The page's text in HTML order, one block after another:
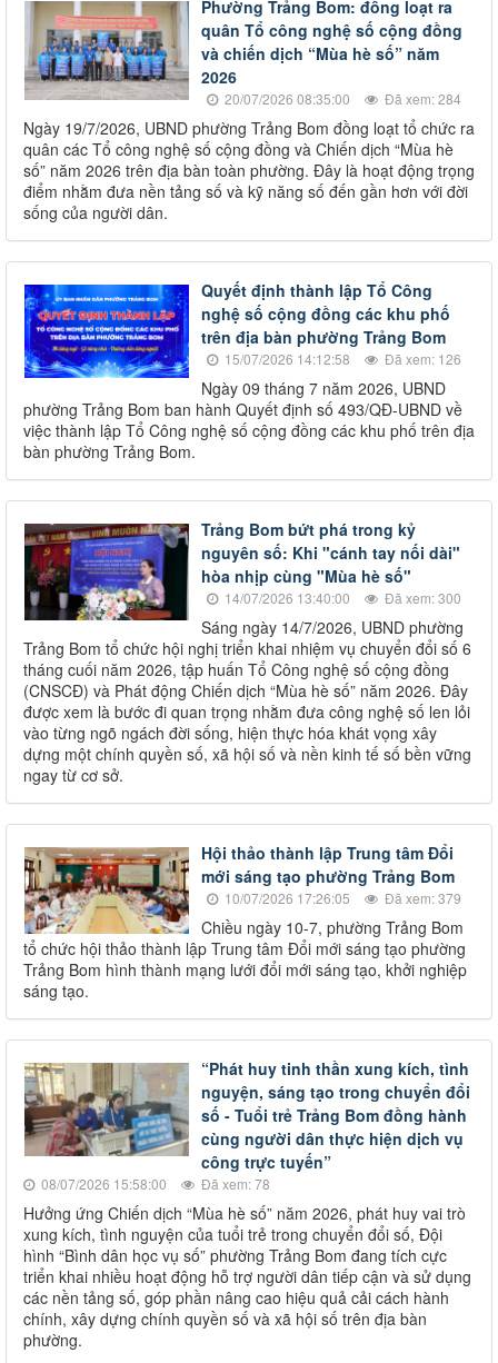
Phường Trảng Bom: đồng loạt ra
quân Tổ công nghệ số cộng đồng
và chiến dịch “Mùa hè số” năm
2026
20/07/2026 08:35:00 Đã xem: 284
Ngày 19/7/2026, UBND phường Trảng Bom đồng loạt tổ chức ra
quân các Tổ công nghệ số cộng đồng và Chiến dịch “Mùa hè
số” năm 2026 trên địa bàn toàn phường. Đây là hoạt động trọng
điểm nhằm đưa nền tảng số và kỹ năng số đến gần hơn với đời
sống của người dân.
Quyết định thành lập Tổ Công
nghệ số cộng đồng các khu phố
trên địa bàn phường Trảng Bom
15/07/2026 14:12:58 Đã xem: 126
Ngày 09 tháng 7 năm 2026, UBND
phường Trảng Bom ban hành Quyết định số 493/QĐ-UBND về
việc thành lập Tổ Công nghệ số cộng đồng các khu phố trên địa
bàn phường Trảng Bom.
Trảng Bom bứt phá trong kỷ
nguyên số: Khi "cánh tay nối dài"
hòa nhịp cùng "Mùa hè số"
14/07/2026 13:40:00 Đã xem: 300
Sáng ngày 14/7/2026, UBND phường
Trảng Bom tổ chức hội nghị triển khai nhiệm vụ chuyển đổi số 6
tháng cuối năm 2026, tập huấn Tổ Công nghệ số cộng đồng
(CNSCĐ) và Phát động Chiến dịch “Mùa hè số” năm 2026. Đây
được xem là bước đi quan trọng nhằm đưa công nghệ số len lỏi
vào từng ngõ ngách đời sống, hiện thực hóa khát vọng xây
dựng một chính quyền số, xã hội số và nền kinh tế số bền vững
ngay từ cơ sở.
Hội thảo thành lập Trung tâm Đổi
mới sáng tạo phường Trảng Bom
10/07/2026 17:26:05 Đã xem: 379
Chiều ngày 10-7, phường Trảng Bom
tổ chức hội thảo thành lập Trung tâm Đổi mới sáng tạo phường
Trảng Bom hình thành mạng lưới đổi mới sáng tạo, khởi nghiệp
sáng tạo.
“Phát huy tinh thần xung kích, tình
nguyện, sáng tạo trong chuyển đổi
số - Tuổi trẻ Trảng Bom đồng hành
cùng người dân thực hiện dịch vụ
công trực tuyến”
08/07/2026 15:58:00 Đã xem: 78
Hưởng ứng Chiến dịch “Mùa hè số” năm 2026, phát huy vai trò
xung kích, tình nguyện của tuổi trẻ trong chuyển đổi số, Đội
hình “Bình dân học vụ số” phường Trảng Bom đang tích cực
triển khai nhiều hoạt động hỗ trợ người dân tiếp cận và sử dụng
các nền tảng số, góp phần nâng cao hiệu quả cải cách hành
chính, xây dựng chính quyền số và xã hội số trên địa bàn
phường.